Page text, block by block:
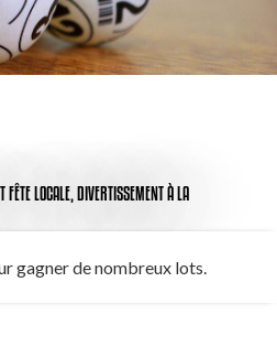
LOCALE, DIVERTISSEMENTÀ LA
gagner de nombreux lots.